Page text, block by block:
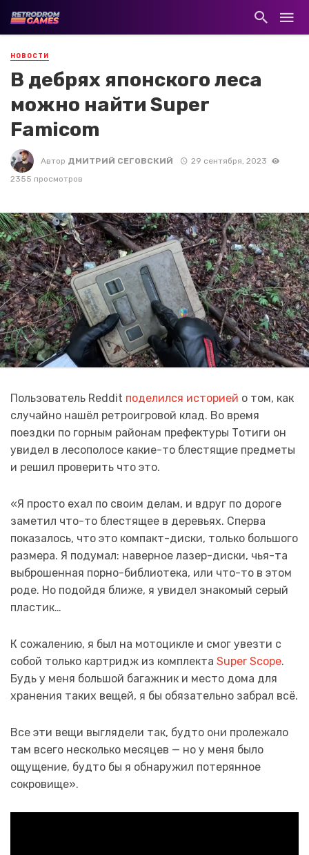
НОВОСТИ
В дебрях японского леса
можно найти Super
Famicom
Автор ДМИТРИЙ СЕГОВСКИЙ
29 сентября, 2023
2355 просмотров
Пользователь Reddit поделился историей о том, как
случайно нашёл ретроигровой клад. Во время
поездки по горным районам префектуры Тотиги он
увидел в лесополосе какие-то блестящие предметы
и решил проверить что это.
«Я просто ехал по своим делам, и вдруг по дороге
заметил что-то блестящее в деревьях. Сперва
показалось, что это компакт-диски, только большого
размера. Я подумал: наверное лазер-диски, чья-та
выброшенная порно-библиотека, или что-то в этом
роде. Но подойдя ближе, я увидел знакомый серый
пластик…
К сожалению, я был на мотоцикле и смог увезти с
собой только картридж из комплекта Super Scope.
Будь у меня большой багажник и место дома для
хранения таких вещей, я бы обязательно забрал всё.
Все эти вещи выглядели так, будто они пролежало
там всего несколько месяцев — но у меня было
ощущение, будто бы я обнаружил потерянное
сокровище».